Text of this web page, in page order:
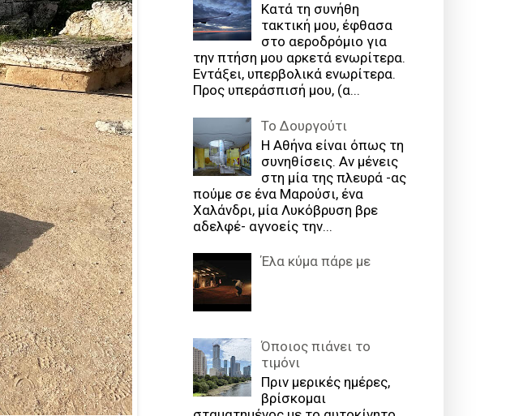
Κατά τη συνήθη
τακτική μου, έφθασα
στο αεροδρόμιο για
την πτήση μου αρκετά ενωρίτερα.
Εντάξει, υπερβολικά ενωρίτερα.
Προς υπεράσπισή μου, (α...
Το Δουργούτι
Η Αθήνα είναι όπως τη
συνηθίσεις. Αν μένεις
στη μία της πλευρά -ας
πούμε σε ένα Μαρούσι, ένα
Χαλάνδρι, μία Λυκόβρυση βρε
αδελφέ- αγνοείς την...
Έλα κύμα πάρε με
Όποιος πιάνει το
τιμόνι
Πριν μερικές ημέρες,
βρίσκομαι